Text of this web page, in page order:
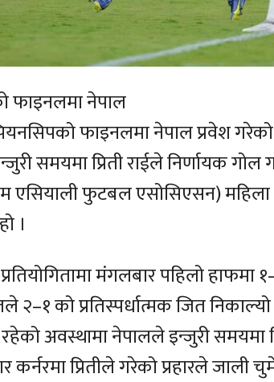
फाइनलमा नेपाल
फाइनलमा नेपाल प्रवेश
समयमा प्रिती राईले निर्णायक
एसियाली फुटबल एसोसिएसन) महिला
।
मंगलबार पहिलो हाफमा
को प्रतिस्पर्धात्मक जित
अवस्थामा नेपालले इन्जुरी समयमा
कर्नरमा प्रितीले गरेको प्रहारले जाली